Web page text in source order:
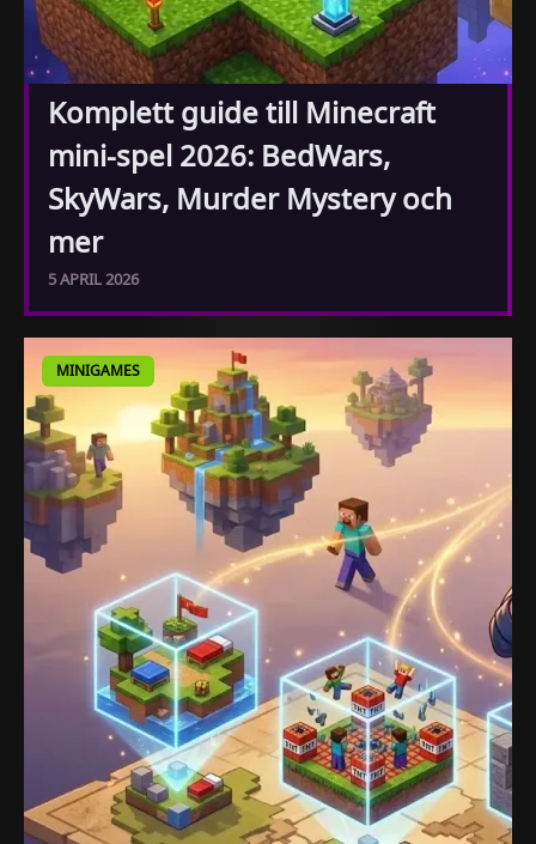
Komplett guide till Minecraft
mini-spel 2026: BedWars,
SkyWars, Murder Mystery och
mer
5 APRIL 2026
MINIGAMES